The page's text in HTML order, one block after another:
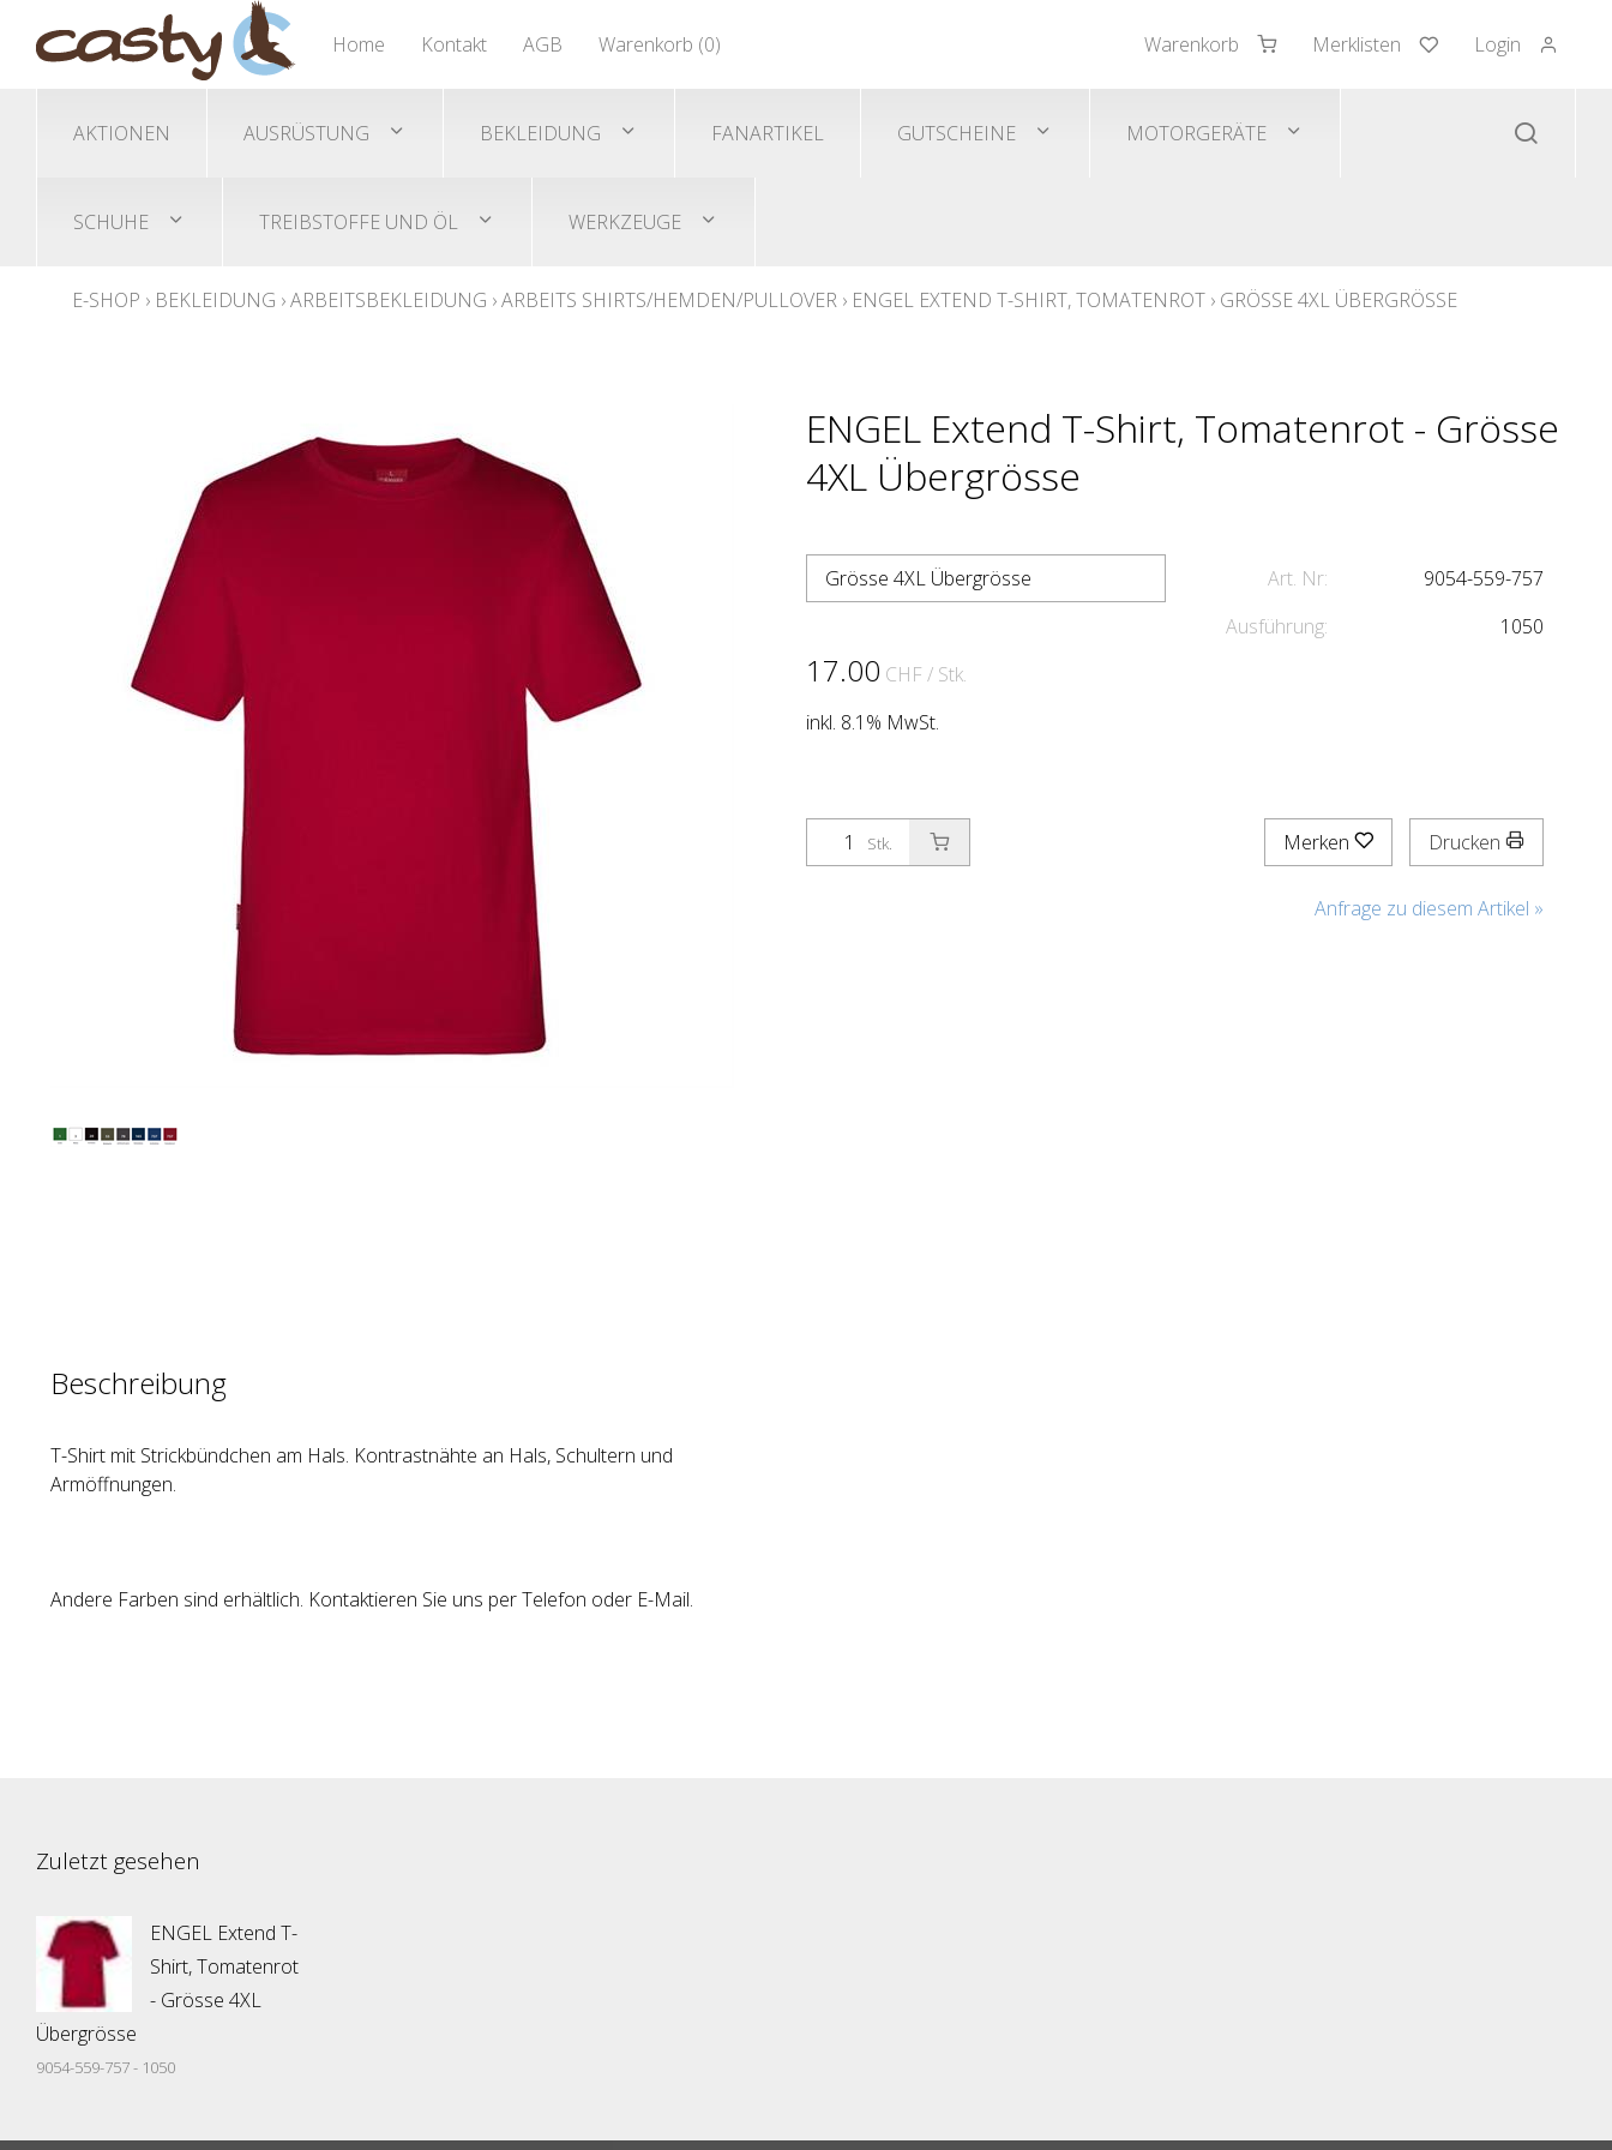
Warenkorb Merklisten Login
Home Kontakt AGB Warenkorb (0)
AKTIONEN AUSRÜSTUNG
Gehörschutz
Helme/Helmset
BEKLEIDUNG FANARTIKEL GUTSCHEINE MOTORGERÄTE
Trimmer/Freischneidegeräte
Akku-Trimmer
SCHUHE
Übersicht
TREIBSTOFFE UND ÖL
Übersicht
WERKZEUGE
Übersicht
E-SHOP › BEKLEIDUNG ›ARBEITSBEKLEIDUNG ›ARBEITS SHIRTS/HEMDEN/PULLOVER › ENGEL EXTEND T-SHIRT, TOMATENROT › GRÖSSE 4XL ÜBERGRÖSSE
ENGEL Extend T-Shirt, Tomatenrot - Grösse
4XL Übergrösse
Grösse 4XL Übergrösse
17.00 CHF / Stk.
inkl. 8.1% MwSt.
Art. Nr:
9054-559-757
Ausführung:
1050
Stk. Merken Drucken
Anfrage zu diesem Artikel »
Beschreibung
T-Shirt mit Strickbündchen am Hals. Kontrastnähte an Hals, Schultern und
Armöffnungen.
Andere Farben sind erhältlich. Kontaktieren Sie uns per Telefon oder E-Mail.
Zuletzt gesehen
ENGEL Extend T-
Shirt, Tomatenrot
- Grösse 4XL
Übergrösse
9054-559-757 - 1050